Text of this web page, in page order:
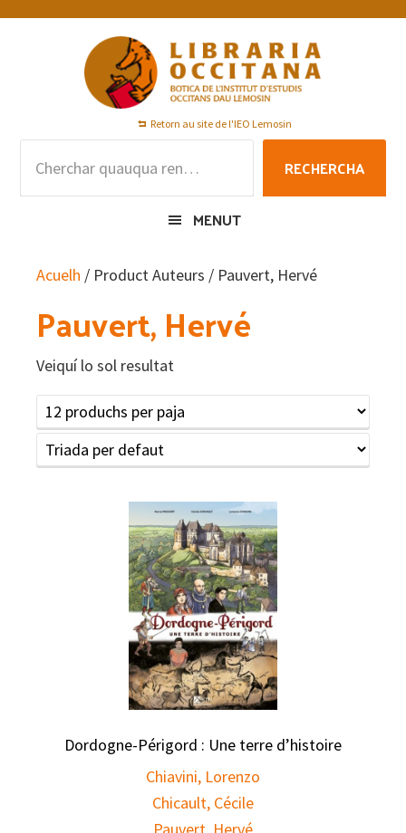
Skip
Skip
Skip
Retorn au site de l'IEO Lemosin
RECHERCHA
MENUT
Acuelh / Product Auteurs / Pauvert, Hervé
Pauvert, Hervé
Veiquí lo sol resultat
Dordogne-Périgord : Une terre d’histoire
Chiavini, Lorenzo
Chicault, Cécile